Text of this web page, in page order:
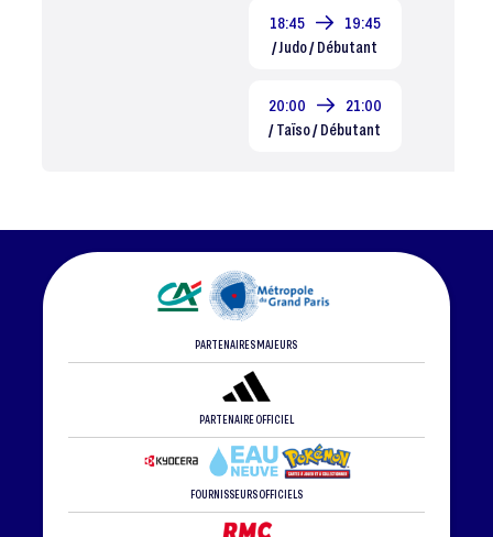
18:45
19:45
/ Judo / Débutant
20:00
21:00
/ Taïso / Débutant
PARTENAIRES MAJEURS
PARTENAIRE OFFICIEL
FOURNISSEURS OFFICIELS